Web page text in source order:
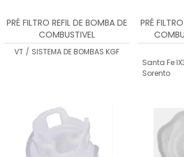
PRÉ FILTRO REFIL DE BOMBA DE
COMBUSTIVEL
VT / SISTEMA DE BOMBAS KGF
PRÉ
Santa Fe
Sorento